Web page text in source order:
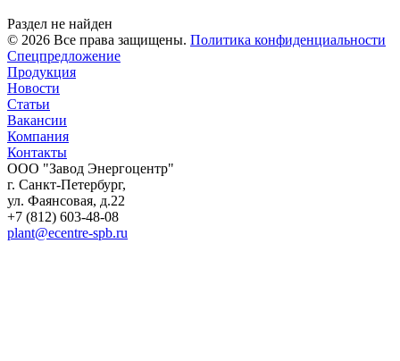
Раздел не найден
© 2026 Все права защищены. Политика конфиденциальности
Спецпредложение
Продукция
Новости
Статьи
Вакансии
Компания
Контакты
ООО "Завод Энергоцентр"
г. Санкт-Петербург,
ул. Фаянсовая, д.22
+7 (812) 603-48-08
plant@ecentre-spb.ru